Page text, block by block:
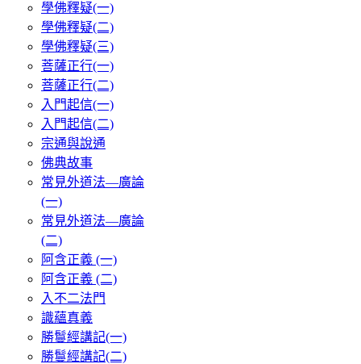
學佛釋疑(一)
學佛釋疑(二)
學佛釋疑(三)
菩薩正行(一)
菩薩正行(二)
入門起信(一)
入門起信(二)
宗通與說通
佛典故事
常見外道法—廣論
(一)
常見外道法—廣論
(二)
阿含正義 (一)
阿含正義 (二)
入不二法門
識蘊真義
勝鬘經講記(一)
勝鬘經講記(二)